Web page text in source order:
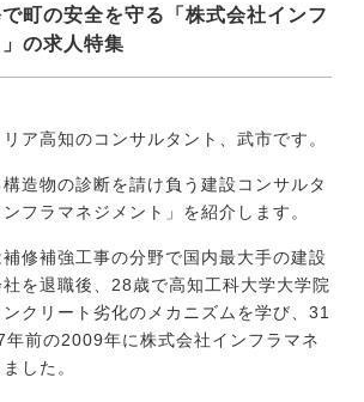
転職をお考えの方
で転職をお考えの方
町の安全を守る「株式会社インフ
の求人特集
ア高知のコンサルタント、武市です。
造物の診断を請け負う建設コンサルタ
フラマネジメント」を紹介します。
修補強工事の分野で国内最大手の建設
を退職後、28歳で高知工科大学大学院
クリート劣化のメカニズムを学び、31
年前の2009年に株式会社インフラマネ
した。